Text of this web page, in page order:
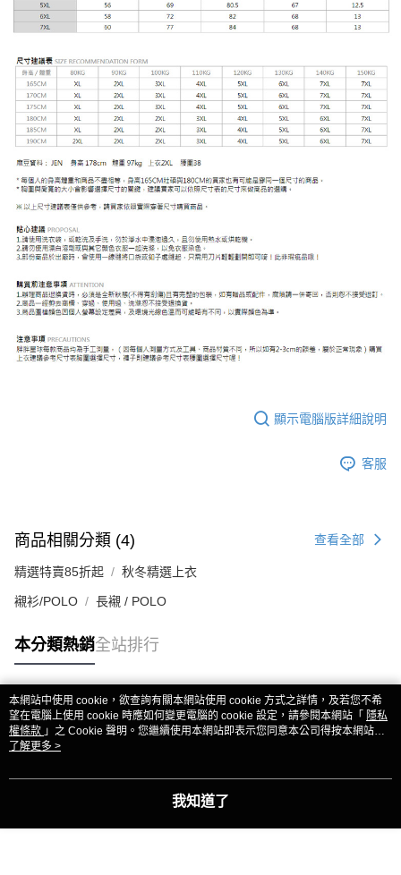
顯示電腦版詳細說明
客服
商品相關分類 (4) 查看全部
精選特賣85折起 秋冬精選上衣
襯衫/POLO 長襯 / POLO
本分類熱銷全站排行
熱門標籤
本網站中使用 cookie，欲查詢有關本網站使用 cookie 方式之詳情，及若您不希
望在電腦上使用 cookie 時應如何變更電腦的 cookie 設定，請參閱本網站「 隱私
權條款 」之 Cookie 聲明。您繼續使用本網站即表示您同意本公司得按本網站使
用條款之 Cookie 聲明使用 cookie。
了解更多 >
我知道了